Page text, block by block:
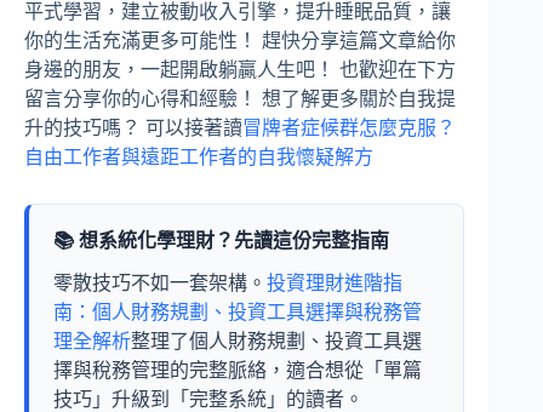
平式學習，建立被動收入引擎，提升睡眠品質，讓
你的生活充滿更多可能性！ 趕快分享這篇文章給你
身邊的朋友，一起開啟躺贏人生吧！ 也歡迎在下方
留言分享你的心得和經驗！ 想了解更多關於自我提
升的技巧嗎？ 可以接著讀冒牌者症候群怎麼克服？
自由工作者與遠距工作者的自我懷疑解方
📚 想系統化學理財？先讀這份完整指南
零散技巧不如一套架構。 投資理財進階指
南：個人財務規劃、投資工具選擇與稅務管
理全解析整理了個人財務規劃、投資工具選
擇與稅務管理的完整脈絡，適合想從「單篇
技巧」升級到「完整系統」的讀者。